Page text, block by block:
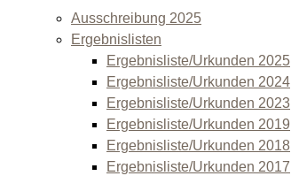
Ausschreibung 2025
Ergebnislisten
Ergebnisliste/Urkunden 2025
Ergebnisliste/Urkunden 2024
Ergebnisliste/Urkunden 2023
Ergebnisliste/Urkunden 2019
Ergebnisliste/Urkunden 2018
Ergebnisliste/Urkunden 2017